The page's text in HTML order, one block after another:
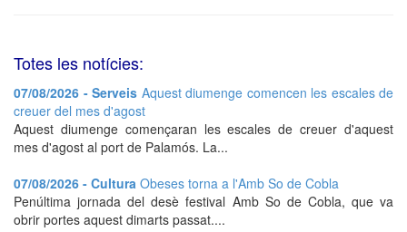
Totes les notícies:
07/08/2026 - Serveis Aquest diumenge comencen les escales de
creuer del mes d'agost
Aquest diumenge començaran les escales de creuer d'aquest
mes d'agost al port de Palamós. La...
07/08/2026 - Cultura Obeses torna a l'Amb So de Cobla
Penúltima jornada del desè festival Amb So de Cobla, que va
obrir portes aquest dimarts passat....